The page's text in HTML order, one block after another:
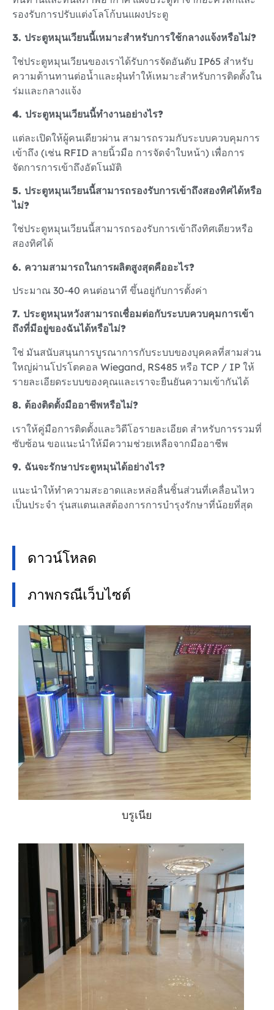
รองรับการปรับแต่งโลโก้บนแผงประตู
3. ประตูหมุนเวียนนี้เหมาะสำหรับการใช้กลางแจ้งหรือไม่?
ใช่ประตูหมุนเวียนของเราได้รับการจัดอันดับ IP65 สําหรับ
ความต้านทานต่อน้ำและฝุ่นทำให้เหมาะสำหรับการติดตั้งใน
ร่มและกลางแจ้ง
4. ประตูหมุนเวียนนี้ทำงานอย่างไร?
แต่ละเปิดให้ผู้คนเดียวผ่าน สามารถรวมกับระบบควบคุมการ
เข้าถึง (เช่น RFID ลายนิ้วมือ การจัดจำใบหน้า) เพื่อการ
จัดการการเข้าถึงอัตโนมัติ
5. ประตูหมุนเวียนนี้สามารถรองรับการเข้าถึงสองทิศได้หรือ
ไม่?
ใช่ประตูหมุนเวียนนี้สามารถรองรับการเข้าถึงทิศเดียวหรือ
สองทิศได้
6. ความสามารถในการผลิตสูงสุดคืออะไร?
ประมาณ 30-40 คนต่อนาที ขึ้นอยู่กับการตั้งค่า
7. ประตูหมุนหวังสามารถเชื่อมต่อกับระบบควบคุมการเข้า
ถึงที่มีอยู่ของฉันได้หรือไม่?
ใช่ มันสนับสนุนการบูรณาการกับระบบของบุคคลที่สามส่วน
ใหญ่ผ่านโปรโตคอล Wiegand, RS485 หรือ TCP / IP ให้
รายละเอียดระบบของคุณและเราจะยืนยันความเข้ากันได้
8. ต้องติดตั้งมืออาชีพหรือไม่?
เราให้คู่มือการติดตั้งและวิดีโอรายละเอียด สําหรับการรวมที่
ซับซ้อน ขอแนะนำให้มีความช่วยเหลือจากมืออาชีพ
9. ฉันจะรักษาประตูหมุนได้อย่างไร?
แนะนำให้ทำความสะอาดและหล่อลื่นชิ้นส่วนที่เคลื่อนไหว
เป็นประจํา รุ่นสแตนเลสต้องการการบำรุงรักษาที่น้อยที่สุด
ดาวน์โหลด
ภาพกรณีเว็บไซต์
บรูเนีย